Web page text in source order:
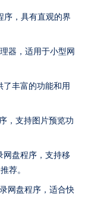
序，具有直观的界
器，适用于小型网
丰富的功能和用
，支持图片预览功
盘程序，支持移
荐。
网盘程序，适合快